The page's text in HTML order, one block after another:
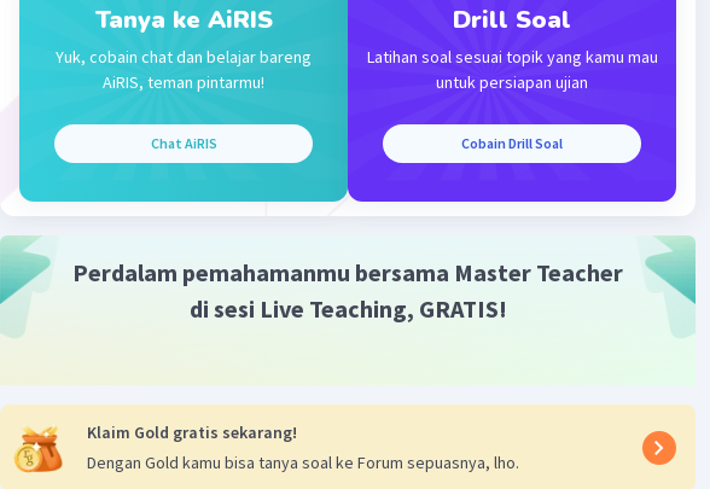
Tanya ke AiRIS
Yuk, cobain chat dan belajar bareng
AiRIS, teman pintarmu!
Chat AiRIS
Drill Soal
Latihan soal sesuai topik yang kamu mau
untuk persiapan ujian
Cobain Drill Soal
Perdalam pemahamanmu bersama Master Teacher
di sesi Live Teaching, GRATIS!
Klaim Gold gratis sekarang!
Dengan Gold kamu bisa tanya soal ke Forum sepuasnya, lho.